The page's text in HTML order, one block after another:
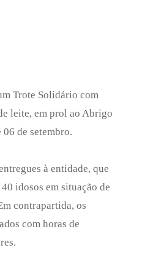
Trote Solidário com
leite, em prol ao Abrigo
de setembro.
à entidade, que
idosos em situação de
contrapartida, os
com horas de